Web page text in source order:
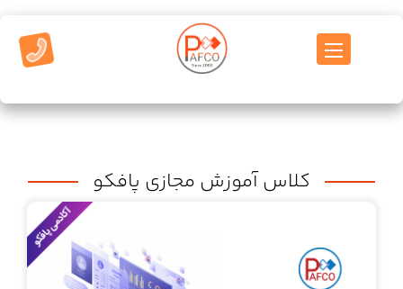
کلاس آموزش مجازی پافکو